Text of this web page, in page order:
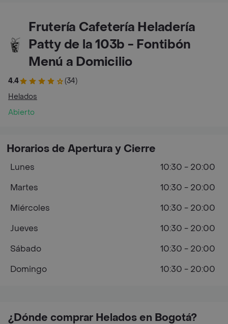
Frutería Cafetería Heladería
Patty de la 103b - Fontibón
Menú a Domicilio
4.4
(34)
Helados
Abierto
¿Dónde comprar Helados en Bogotá?
Horarios de Apertura y Cierre
Lunes
10:30 - 20:00
Martes
10:30 - 20:00
Miércoles
10:30 - 20:00
Jueves
10:30 - 20:00
Sábado
10:30 - 20:00
Domingo
10:30 - 20:00